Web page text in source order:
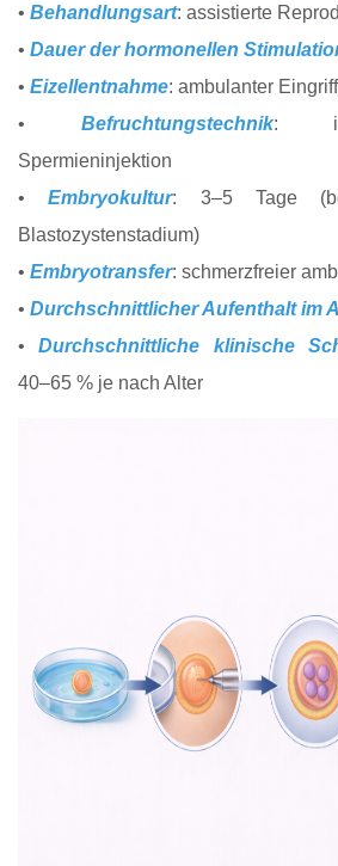
• Behandlungsart: assistierte
• Dauer der hormonellen
• Eizellentnahme: ambulanter
• Befruchtungstechnik:
Spermieninjektion
•Embryokultur: 3–5 Tage
Blastozystenstadium)
• Embryotransfer: schmerzfreier
• Durchschnittlicher Aufenthalt im
•Durchschnittliche klinische
40–65 % je nach Alter